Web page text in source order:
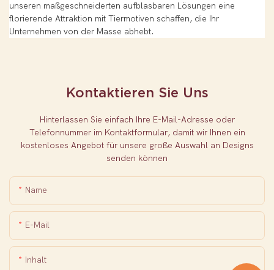
unseren maßgeschneiderten aufblasbaren Lösungen eine
florierende Attraktion mit Tiermotiven schaffen, die Ihr
Unternehmen von der Masse abhebt.
Kontaktieren Sie Uns
Hinterlassen Sie einfach Ihre E-Mail-Adresse oder
Telefonnummer im Kontaktformular, damit wir Ihnen ein
kostenloses Angebot für unsere große Auswahl an Designs
senden können
Name
E-Mail
Inhalt